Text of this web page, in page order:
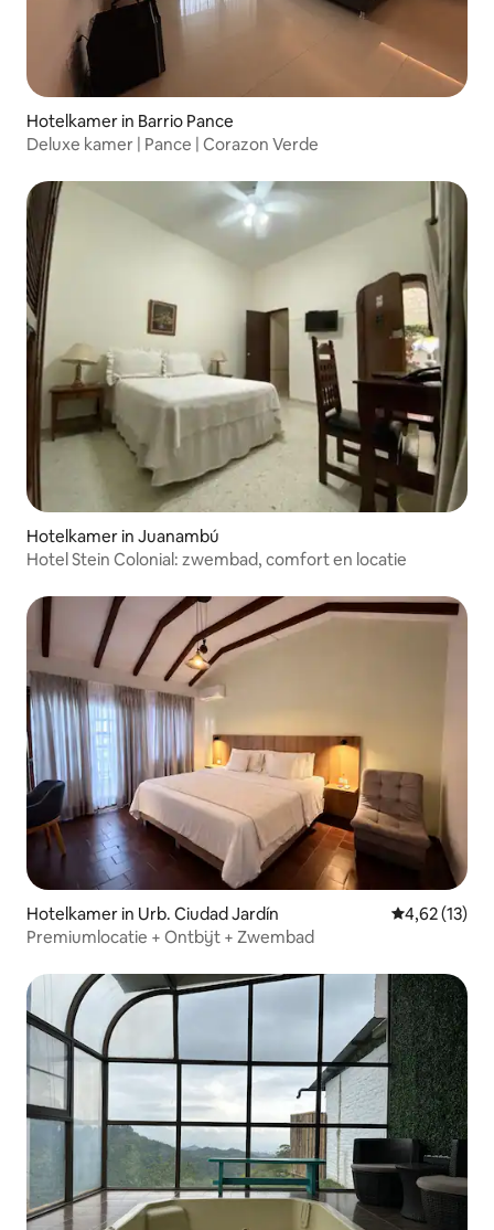
Hotelkamer in Barrio Pance
Deluxe kamer | Pance | Corazon Verde
Hotelkamer in Juanambú
Hotel Stein Colonial: zwembad, comfort en locatie
Hotelkamer in Urb. Ciudad Jardín Gemiddelde
4,62 (13)
Premiumlocatie + Ontbijt + Zwembad